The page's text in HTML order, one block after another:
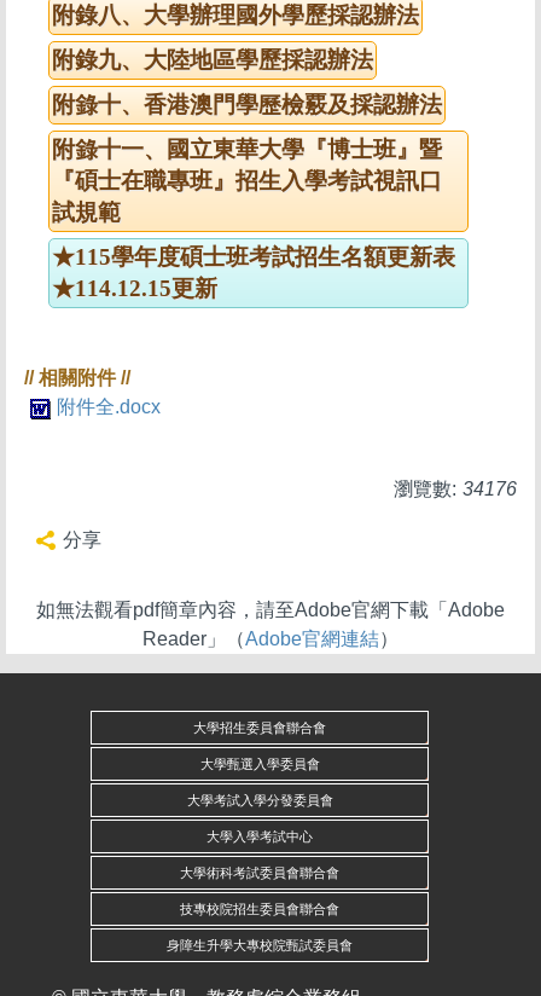
附錄八、大學辦理國外學歷採認辦法
附錄九、大陸地區學歷採認辦法
附錄十、香港澳門學歷檢覈及採認辦法
附錄十一、國立東華大學『博士班』暨
『碩士在職專班』招生入學考試視訊口
試規範
★115學年度碩士班考試招生名額更新表
★114.12.15更新
附件全.docx
瀏覽數: 34176
分享
如無法觀看pdf簡章內容，請至Adobe官網下載「Adobe
Reader」（Adobe官網連結）
大學招生委員會聯合會
大學甄選入學委員會
大學考試入學分發委員會
大學入學考試中心
大學術科考試委員會聯合會
技專校院招生委員會聯合會
身障生升學大專校院甄試委員會